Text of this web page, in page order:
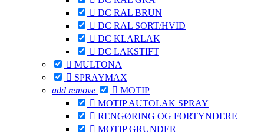
 DC RAL BRUN
 DC RAL SORT/HVID
 DC KLARLAK
 DC LAKSTIFT
 MULTONA
 SPRAYMAX
add remove  MOTIP
 MOTIP AUTOLAK SPRAY
 RENGØRING OG FORTYNDERE
 MOTIP GRUNDER